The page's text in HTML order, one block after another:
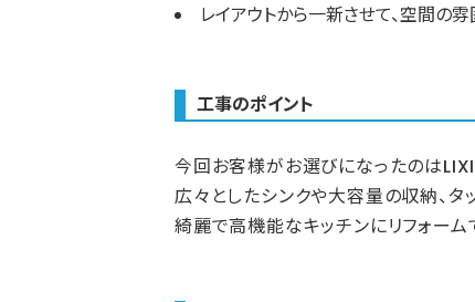
レイアウトから一新させて、空間の
工事のポイント
今回お客様がお選びになったのは
広々としたシンクや大容量の収納、
綺麗で高機能なキッチンにリフォーム